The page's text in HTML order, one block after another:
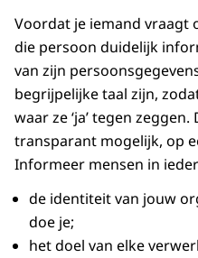
Voordat je iemand vraagt
die persoon duidelijk
van zijn
begrijpelijke taal zijn,
waar ze ‘ja’ tegen
transparant mogelijk, op
Informeer mensen in
de identiteit van jouw
doe je;
het doel van elke